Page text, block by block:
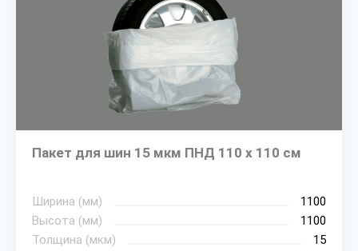
Пакет для шин 15 мкм ПНД 110 х 110 см
Ширина (мм)
1100
Высота (мм)
1100
Толщина (мкм)
15